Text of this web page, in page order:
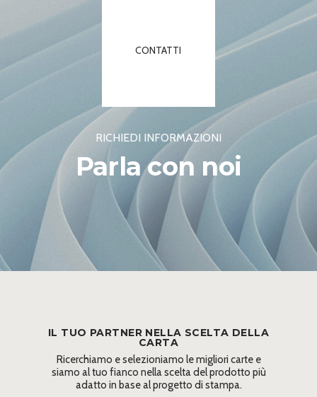
CONTATTI
RICHIEDI INFORMAZIONI
Parla con noi
IL TUO PARTNER NELLA SCELTA DELLA
CARTA
Ricerchiamo e selezioniamo le migliori carte e
siamo al tuo fianco nella scelta del prodotto più
adatto in base al progetto di stampa.